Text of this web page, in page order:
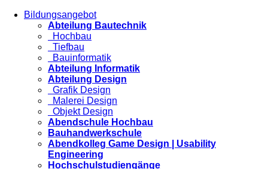
Bildungsangebot
Abteilung Bautechnik
Hochbau
Tiefbau
Bauinformatik
Abteilung Informatik
Abteilung Design
Grafik Design
Malerei Design
Objekt Design
Abendschule Hochbau
Bauhandwerkschule
Abendkolleg Game Design | Usability
Engineering
Hochschulstudiengänge